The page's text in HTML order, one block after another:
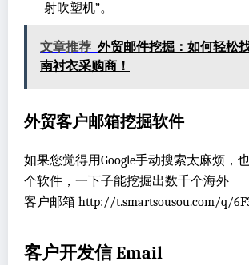
射吹塑机”。
文章推荐 外贸邮件挖掘：如何轻松
南衬衣采购商！
外贸客户邮箱挖掘软件
如果您觉得用Google手动搜索太麻烦，
个软件，一下子能挖掘出数千个海外
客户邮箱 http://t.smartsousou.com/q/
客户开发信 Email